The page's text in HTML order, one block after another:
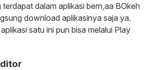
dalam aplikasi bern,aa BOkeh
download aplikasinya saja ya.
satu ini pun bisa melalui Play